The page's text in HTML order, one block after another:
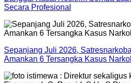
Secara Profesional
Sepanjang Juli 2026,
Amankan 6 Tersangka Kasus